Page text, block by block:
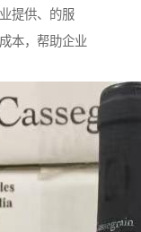
提供、的服
本，帮助企业